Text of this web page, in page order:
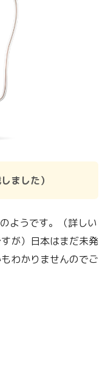
ました）
ようです。（詳しい
が）日本はまだ未発
わかりませんのでご